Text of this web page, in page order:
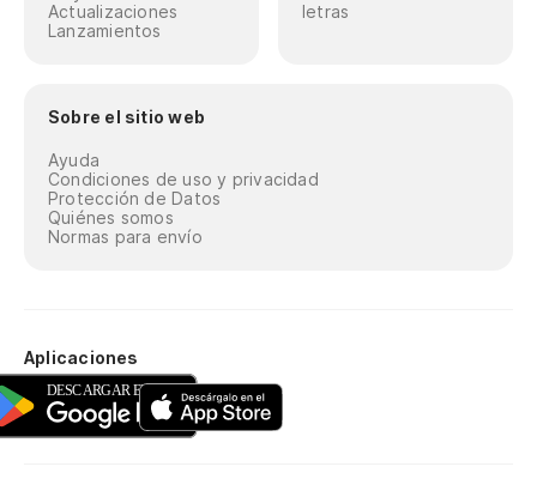
Actualizaciones
Lanzamientos
letras
Sobre el sitio web
Ayuda
Condiciones de uso y privacidad
Protección de Datos
Quiénes somos
Normas para envío
Aplicaciones